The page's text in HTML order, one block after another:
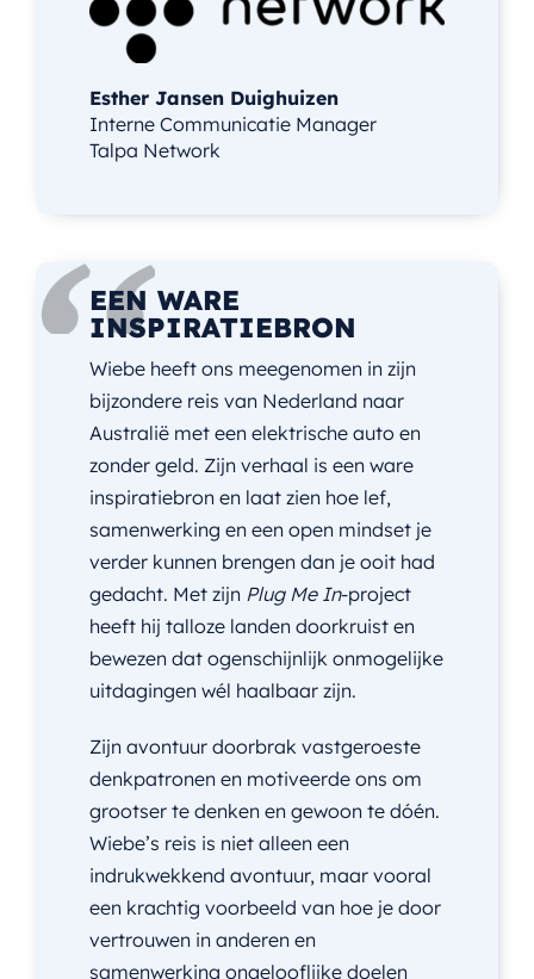
Esther Jansen Duighuizen
Interne Communicatie Manager
Talpa Network
EEN WARE
INSPIRATIEBRON
Wiebe heeft ons meegenomen in zijn
bijzondere reis van Nederland naar
Australië met een elektrische auto en
zonder geld. Zijn verhaal is een ware
inspiratiebron en laat zien hoe lef,
samenwerking en een open mindset je
verder kunnen brengen dan je ooit had
gedacht. Met zijn Plug Me In-project
heeft hij talloze landen doorkruist en
bewezen dat ogenschijnlijk onmogelijke
uitdagingen wél haalbaar zijn.
Zijn avontuur doorbrak vastgeroeste
denkpatronen en motiveerde ons om
grootser te denken en gewoon te dóén.
Wiebe’s reis is niet alleen een
indrukwekkend avontuur, maar vooral
een krachtig voorbeeld van hoe je door
vertrouwen in anderen en
samenwerking ongelooflijke doelen